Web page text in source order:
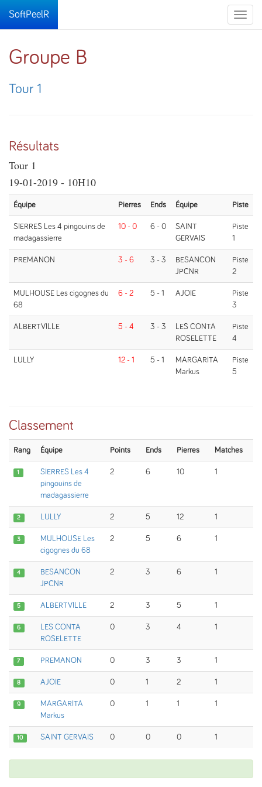
Toggle
SoftPeelR
Groupe B
Tour 1
Résultats
Tour 1
19-01-2019 - 10H10
Équipe Pierres Ends Équipe Piste
SIERRES Les 4 pingouins de
madagassierre
10 - 0 6 - 0
SAINT
GERVAIS
Piste
1
PREMANON 3 - 6 3 - 3
BESANCON
JPCNR
Piste
2
MULHOUSE Les cigognes du
68
6 - 2 5 - 1 AJOIE
Piste
3
ALBERTVILLE 5 - 4 3 - 3
LES CONTA
ROSELETTE
Piste
4
LULLY 12 - 1 5 - 1
MARGARITA
Markus
Piste
5
Classement
Rang Équipe Points Ends Pierres Matches
1
SIERRES Les 4
pingouins de
madagassierre
2 6 10 1
2 LULLY 2 5 12 1
3
MULHOUSE Les
cigognes du 68
2 5 6 1
4
BESANCON
JPCNR
2 3 6 1
5 ALBERTVILLE 2 3 5 1
6
LES CONTA
ROSELETTE
0 3 4 1
7 PREMANON 0 3 3 1
8 AJOIE 0 1 2 1
9
MARGARITA
Markus
0 1 1 1
10 SAINT GERVAIS 0 0 0 1